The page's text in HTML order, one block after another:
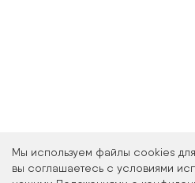
Мы используем файлы cookies
вы соглашаетесь с условиями